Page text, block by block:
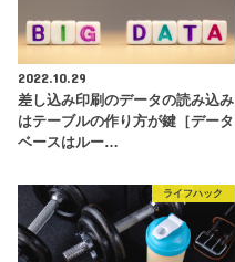
2022.10.29
差し込み印刷のデータの読み込み
はテーブルの作り方が鍵［データ
ベースはルー…
ライフハック